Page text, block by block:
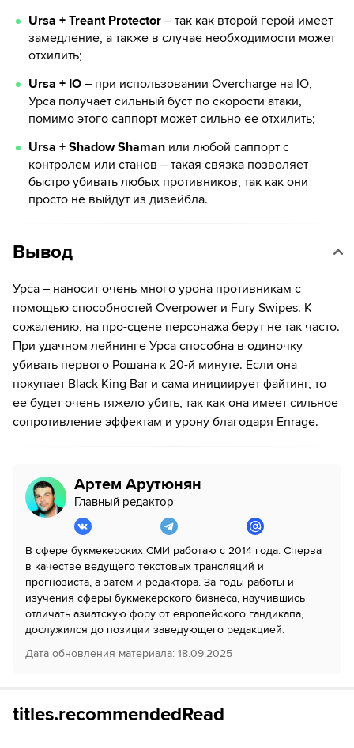
Ursa + Treant Protector – так как второй герой имеет
замедление, а также в случае необходимости может
отхилить;
Ursa + IO – при использовании Overcharge на IO,
Урса получает сильный буст по скорости атаки,
помимо этого саппорт может сильно ее отхилить;
Ursa + Shadow Shaman или любой саппорт с
контролем или станов – такая связка позволяет
быстро убивать любых противников, так как они
просто не выйдут из дизейбла.
Вывод
Урса – наносит очень много урона противникам с
помощью способностей Overpower и Fury Swipes. К
сожалению, на про-сцене персонажа берут не так часто.
При удачном лейнинге Урса способна в одиночку
убивать первого Рошана к 20-й минуте. Если она
покупает Black King Bar и сама инициирует файтинг, то
ее будет очень тяжело убить, так как она имеет сильное
сопротивление эффектам и урону благодаря Enrage.
Артем Арутюнян
Главный редактор
В сфере букмекерских СМИ работаю с 2014 года. Сперва
в качестве ведущего текстовых трансляций и
прогнозиста, а затем и редактора. За годы работы и
изучения сферы букмекерского бизнеса, научившись
отличать азиатскую фору от европейского гандикапа,
дослужился до позиции заведующего редакцией.
Дата обновления материала: 18.09.2025
titles.recommendedRead